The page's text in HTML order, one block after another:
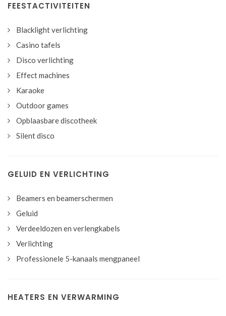
FEESTACTIVITEITEN
Blacklight verlichting
Casino tafels
Disco verlichting
Effect machines
Karaoke
Outdoor games
Opblaasbare discotheek
Silent disco
GELUID EN VERLICHTING
Beamers en beamerschermen
Geluid
Verdeeldozen en verlengkabels
Verlichting
Professionele 5-kanaals mengpaneel
HEATERS EN VERWARMING